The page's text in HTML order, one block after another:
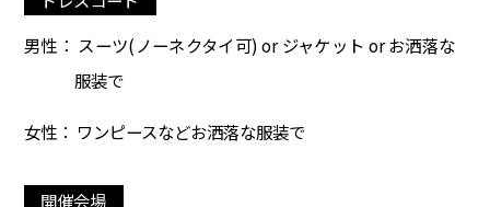
男性： スーツ(ノーネクタイ可) or ジャケット or お洒落な
服装で
女性： ワンピースなどお洒落な服装で
開催会場